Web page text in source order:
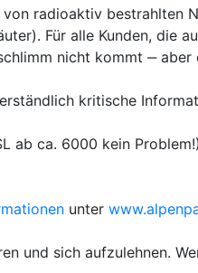
radioaktiv bestrahlten
Für alle Kunden, die
nicht kommt ‒
kritische
ab ca. 6000 kein
unter
und sich aufzulehnen.